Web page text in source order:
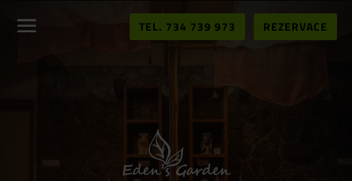
TEL. 734 739 973 REZERVACE